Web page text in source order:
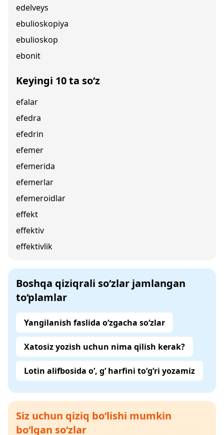
edelveys
ebulioskopiya
ebulioskop
ebonit
Keyingi 10 ta so‘z
efalar
efedra
efedrin
efemer
efemerida
efemerlar
efemeroidlar
effekt
effektiv
effektivlik
Boshqa qiziqrali so‘zlar jamlangan
to‘plamlar
Yangilanish faslida o‘zgacha so‘zlar
Xatosiz yozish uchun nima qilish kerak?
Lotin alifbosida o‘, g‘ harfini to‘g‘ri yozamiz
Siz uchun qiziq bo‘lishi mumkin
bo‘lgan so‘zlar